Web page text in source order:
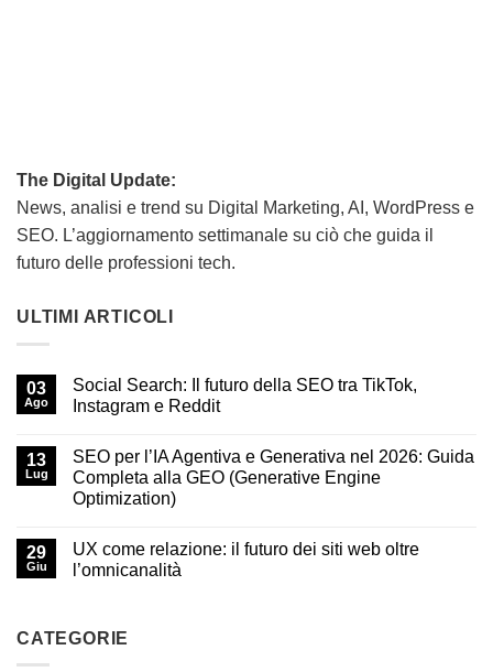
The Digital Update:
News, analisi e trend su Digital Marketing, AI, WordPress e
SEO. L’aggiornamento settimanale su ciò che guida il
futuro delle professioni tech.
ULTIMI ARTICOLI
03
Ago
Social Search: Il futuro della SEO tra TikTok,
Instagram e Reddit
13
Lug
SEO per l’IA Agentiva e Generativa nel 2026: Guida
Completa alla GEO (Generative Engine
Optimization)
29
Giu
UX come relazione: il futuro dei siti web oltre
l’omnicanalità
CATEGORIE